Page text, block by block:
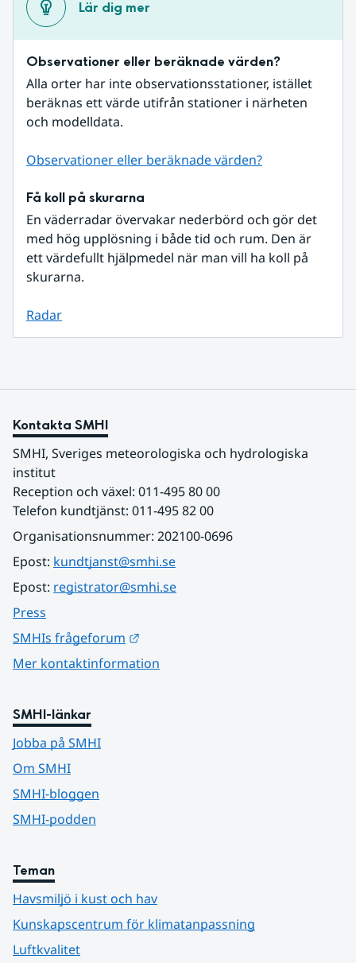
Lär dig mer
Observationer eller beräknade värden?
Alla orter har inte observationsstationer, istället
beräknas ett värde utifrån stationer i närheten
och modelldata.
Observationer eller beräknade värden?
Få koll på skurarna
En väderradar övervakar nederbörd och gör det
med hög upplösning i både tid och rum. Den är
ett värdefullt hjälpmedel när man vill ha koll på
skurarna.
Radar
Kontakta SMHI
SMHI, Sveriges meteorologiska och hydrologiska
institut
Reception och växel: 011-495 80 00
Telefon kundtjänst: 011-495 82 00
Organisationsnummer: 202100-0696
Epost: kundtjanst@smhi.se
Epost: registrator@smhi.se
Press
SMHIs frågeforum
Mer kontaktinformation
SMHI-länkar
Jobba på SMHI
Om SMHI
SMHI-bloggen
SMHI-podden
Teman
Havsmiljö i kust och hav
Kunskapscentrum för klimatanpassning
Luftkvalitet